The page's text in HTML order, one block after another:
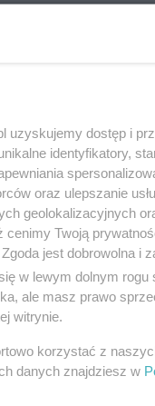
Bąk,
poczuciu
światem i
uzyskujemy dostęp i
identyfikatory,
oraz ulepszanie
geolokalizacyjnych
Twoją
jest dobrowolna i
w lewym dolnym rogu
ale masz prawo
witrynie.
korzystać z
danych znajdziesz w